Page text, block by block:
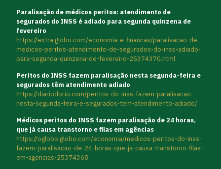
Paralisação de médicos peritos: atendimento de
segurados do INSS é adiado para segunda quinzena de
fevereiro
https://extra.globo.com/economia-e-financas/paralisacao-de-
medicos-peritos-atendimento-de-segurados-do-inss-adiado-
para-segunda-quinzena-de-fevereiro-25374370.html
Peritos do INSS fazem paralisação nesta segunda-feira e
segurados têm atendimento adiado
https://diariodorio.com/peritos-do-inss-fazem-paralisacao-
nesta-segunda-feira-e-segurados-tem-atendimento-adiado/
Médicos peritos do INSS fazem paralisação de 24 horas,
que já causa transtorno e filas em agências
https://oglobo.globo.com/economia/medicos-peritos-do-inss-
fazem-paralisacao-de-24-horas-que-ja-causa-transtorno-filas-
em-agencias-25374368